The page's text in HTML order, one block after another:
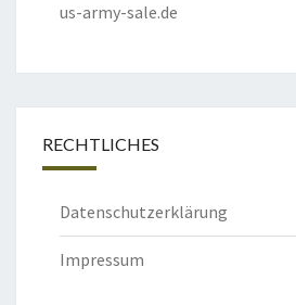
us-army-sale.de
RECHTLICHES
Datenschutzerklärung
Impressum